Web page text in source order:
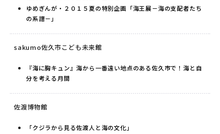
ゆめぎんが・２０１５夏の特別企画「海王展－海の支配者たち
の系譜－」
sakumo佐久市こども未来館
『海に胸キュン』海から一番遠い地点のある佐久市で！海と自
分を考える月間
佐渡博物館
「クジラから見る佐渡人と海の文化」